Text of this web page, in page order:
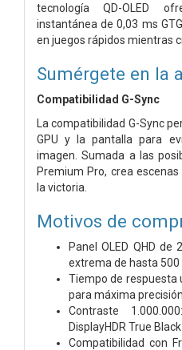
tecnología QD-OLED
instantánea de 0,03 ms
en juegos rápidos mientras
Sumérgete en la
Compatibilidad G-Sync
La compatibilidad G-Sync
GPU y la pantalla para
imagen. Sumada a las
Premium Pro, crea
la victoria.
Motivos de
Panel OLED QHD
extrema de hasta 500
Tiempo de respuesta
para máxima precisión.
Contraste
DisplayHDR True Black
Compatibilidad con